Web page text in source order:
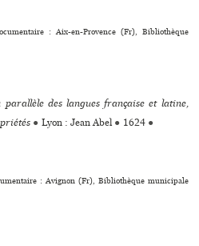
: Aix-en-Provence (Fr), Bibliothèque
parallèle des langues française et latine,
● Lyon : Jean Abel ● 1624 ●
: Avignon (Fr), Bibliothèque muni­ci­pale